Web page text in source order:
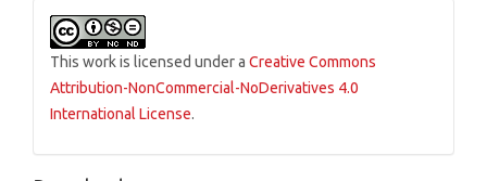
This work is licensed under a Creative Commons
Attribution-NonCommercial-NoDerivatives 4.0
International License.